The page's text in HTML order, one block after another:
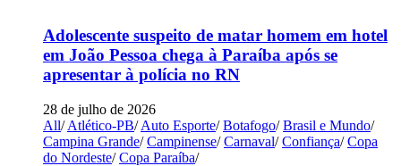
Adolescente suspeito de matar homem em hotel
em João Pessoa chega à Paraíba após se
apresentar à polícia no RN
28 de julho de 2026
All/ Atlético-PB/ Auto Esporte/ Botafogo/ Brasil e Mundo/
Campina Grande/ Campinense/ Carnaval/ Confiança/ Copa
do Nordeste/ Copa Paraíba/